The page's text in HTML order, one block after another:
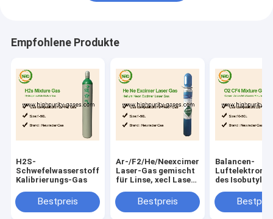
Empfohlene Produkte
H2S-
Schwefelwasserstoff-
Kalibrierungs-Gas
Bestpreis
Ar-/F2/He/Neexcimer-
Laser-Gas gemischt
für Linse, xecl Laser-
produzierend
Bestpreis
Balancen-
des
100 PPMs